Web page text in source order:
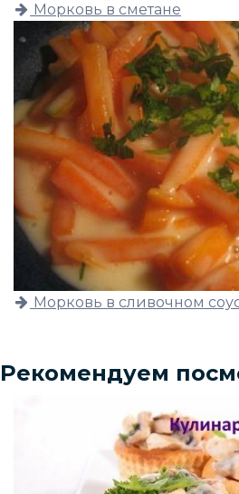
Морковь в сметане
Морковь в сливочном
Рекомендуем